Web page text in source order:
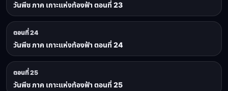
วันพีช ภาค เกาะแห่งท้องฟ้า ตอนที่ 23
ตอนที่ 24
วันพีช ภาค เกาะแห่งท้องฟ้า ตอนที่ 24
ตอนที่ 25
วันพีช ภาค เกาะแห่งท้องฟ้า ตอนที่ 25